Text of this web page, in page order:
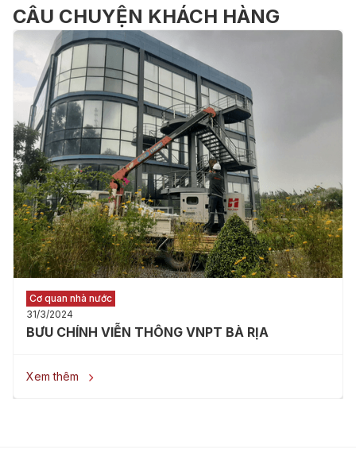
CÂU CHUYỆN KHÁCH HÀNG
Cơ quan nhà nước
31/3/2024
BƯU CHÍNH VIỄN THÔNG VNPT BÀ RỊA
Xem thêm 